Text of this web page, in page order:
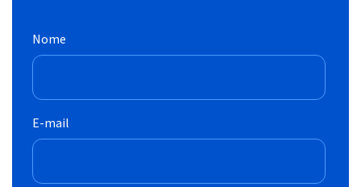
Nome
E-mail